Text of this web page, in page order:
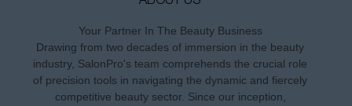
Your Partner In The Beauty Business
Drawing from two decades of immersion in the beauty
industry, SalonPro's team comprehends the crucial role
of precision tools in navigating the dynamic and fiercely
competitive beauty sector. Since our inception,